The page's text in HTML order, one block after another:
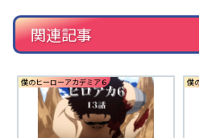
関連記事
僕のヒーローアカデミア６ 僕